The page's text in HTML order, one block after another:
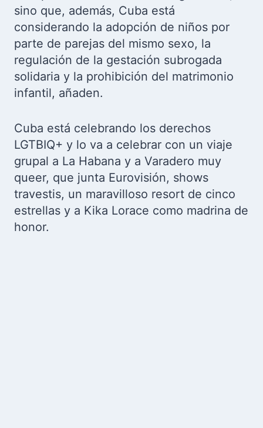
sino que, además, Cuba está
considerando la adopción de niños por
parte de parejas del mismo sexo, la
regulación de la gestación subrogada
solidaria y la prohibición del matrimonio
infantil, añaden.
Cuba está celebrando los derechos
LGTBIQ+ y lo va a celebrar con un viaje
grupal a La Habana y a Varadero muy
queer, que junta Eurovisión, shows
travestis, un maravilloso resort de cinco
estrellas y a Kika Lorace como madrina de
honor.